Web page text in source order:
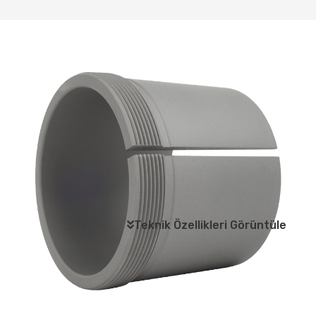
Teknik Özellikleri Görüntüle